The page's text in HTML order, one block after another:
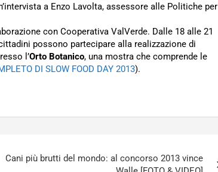
a Enzo Lavolta, assessore alle Politiche per
con Cooperativa ValVerde. Dalle 18 alle 21
possono partecipare alla realizzazione di
l’Orto Botanico, una mostra che comprende le
DI SLOW FOOD DAY 2013).
Cani più brutti del mondo: al concorso 2013 vince